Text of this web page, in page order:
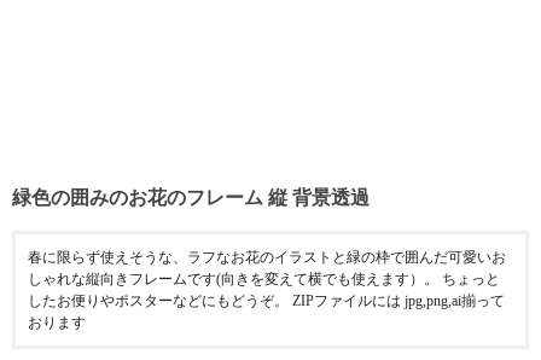
緑色の囲みのお花のフレーム 縦 背景透過
春に限らず使えそうな、ラフなお花のイラストと緑の枠で囲んだ可愛いお
しゃれな縦向きフレームです(向きを変えて横でも使えます）。 ちょっと
したお便りやポスターなどにもどうぞ。 ZIPファイルには jpg,png,ai揃って
おります